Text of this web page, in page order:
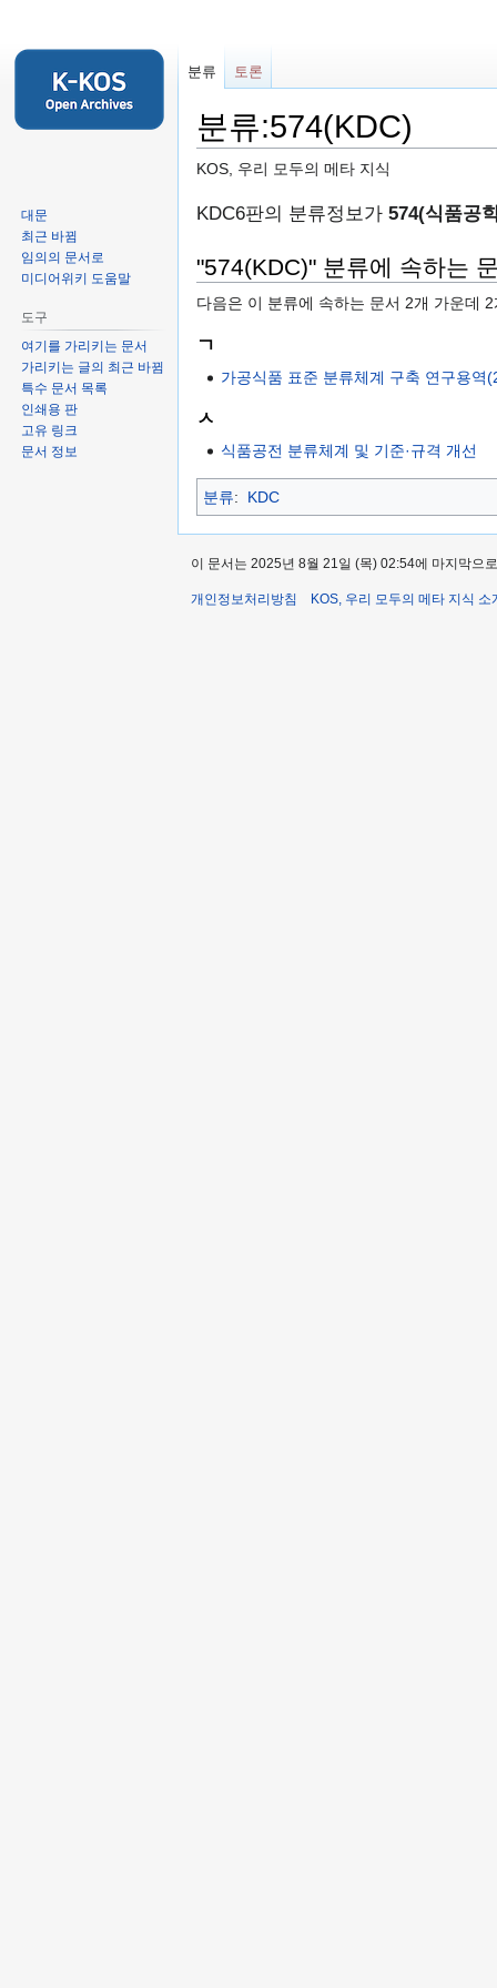
분류:574(KDC)
KOS, 우리 모두의 메타 지식
둘
보
기
로
검
하
러
가
KDC6판의 분류정보가 574(식품공
"574(KDC)" 분류에 속하는
다음은 이 분류에 속하는 문서 2개 가운데
ㄱ
가공식품 표준 분류체계 구축 연구용역
ㅅ
식품공전 분류체계 및 기준·규격 개선
분류: KDC
분류 토론
대문
최근 바뀜
임의의 문서로
미디어위키 도움말
도구
여기를 가리키는 문서
가리키는 글의 최근 바뀜
특수 문서 목록
인쇄용 판
고유 링크
문서 정보
이 문서는 2025년 8월 21일 (목) 02:54에 마지막으
개인정보처리방침 KOS, 우리 모두의 메타 지식 소